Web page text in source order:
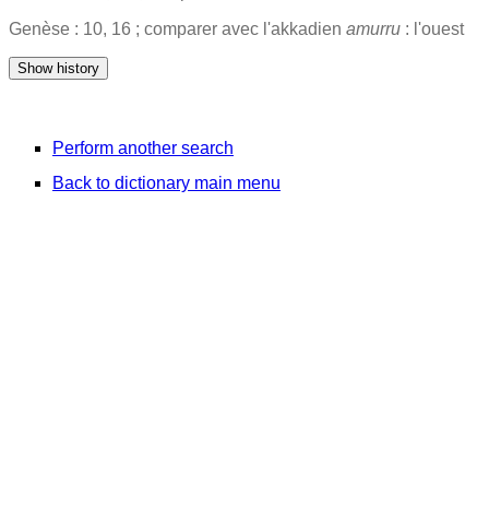
Genèse : 10, 16 ; comparer avec l'akkadien amurru : l'ouest
Perform another search
Back to dictionary main menu